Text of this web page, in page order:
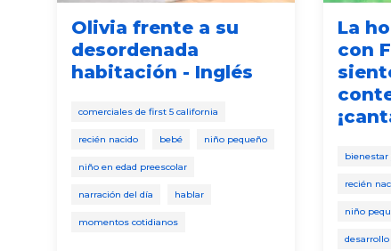
Olivia frente a su
desordenada
habitación - Inglés
comerciales de first 5 california
recién nacido bebé niño pequeño
niño en edad preescolar
narración del día hablar
momentos cotidianos
La
con
bienestar
recién
niño